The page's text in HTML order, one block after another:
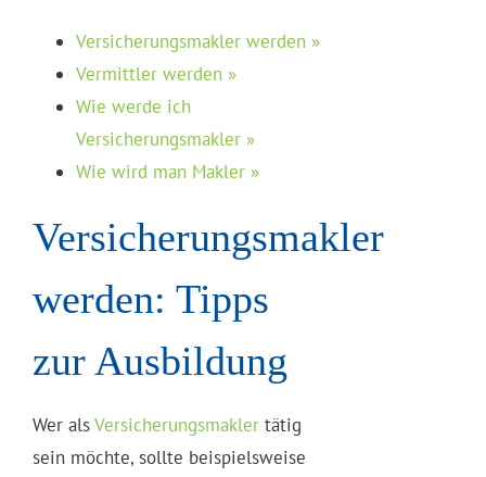
Versicherungsmakler werden »
Vermittler werden »
Wie werde ich
Versicherungsmakler »
Wie wird man Makler »
Versicherungsmakler
werden: Tipps
zur Ausbildung
Wer alsVersicherungsmakler tätig
sein möchte, sollte beispielsweise